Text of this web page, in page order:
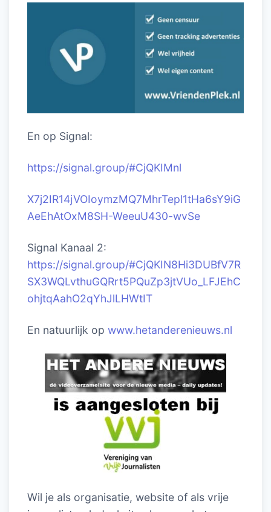
En op Signal:
https://signal.group/#CjQKIMnl
X7j2IR14jVOIoymzMQ7MhrTepl1tHa6sY9iG
AeEhAtOxM8SH-WeeuU430-wvSe
Signal Kanaal 2:
https://signal.group/#CjQKIN8Hi3DUBfV7R
SX3WQLvthuGQRrt5PQuZp3jtVUo_LFJEhC
ohjtqAahO2qYhJlLHWtIT
En natuurlijk op www.hetanderenieuws.nl
Wil je als organisatie, website of als vrije